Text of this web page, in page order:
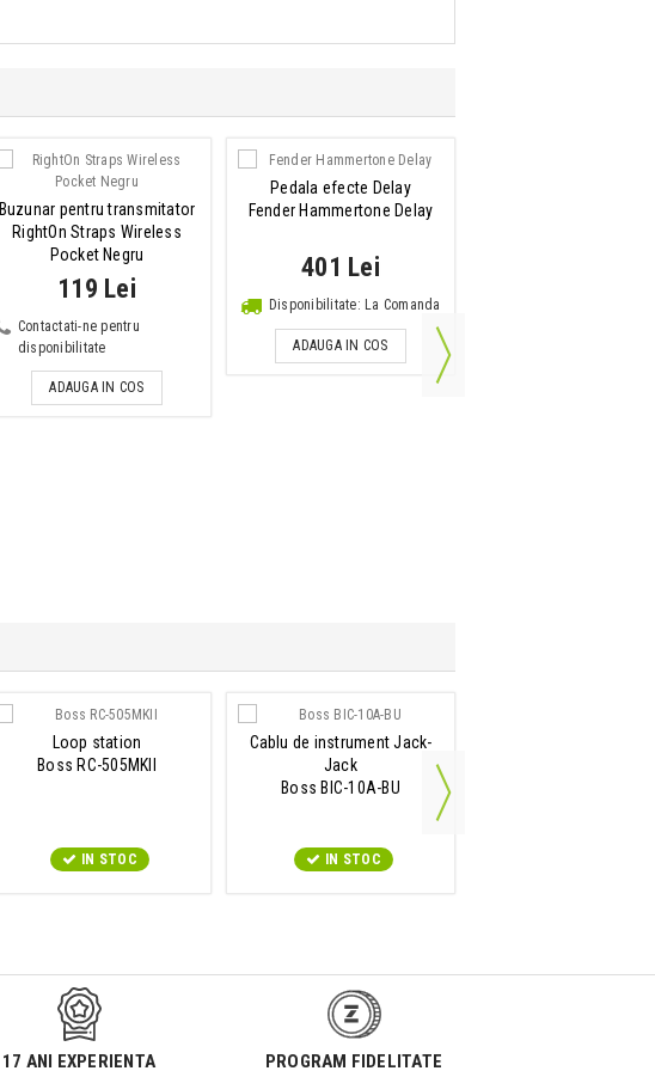
Buzunar pentru transmitator
RightOn Straps Wireless
Pocket Negru
119 Lei
Contactati-ne pentru
disponibilitate
ADAUGA IN COS
Pedala efecte Delay
Fender Hammertone Delay
401 Lei
Disponibilitate: La Comanda
ADAUGA IN COS
Loop station
Boss RC-505MKII
IN STOC
Cablu de instrument Jack-
Jack
Boss BIC-10A-BU
IN STOC
17 ANI EXPERIENTA PROGRAM FIDELITATE